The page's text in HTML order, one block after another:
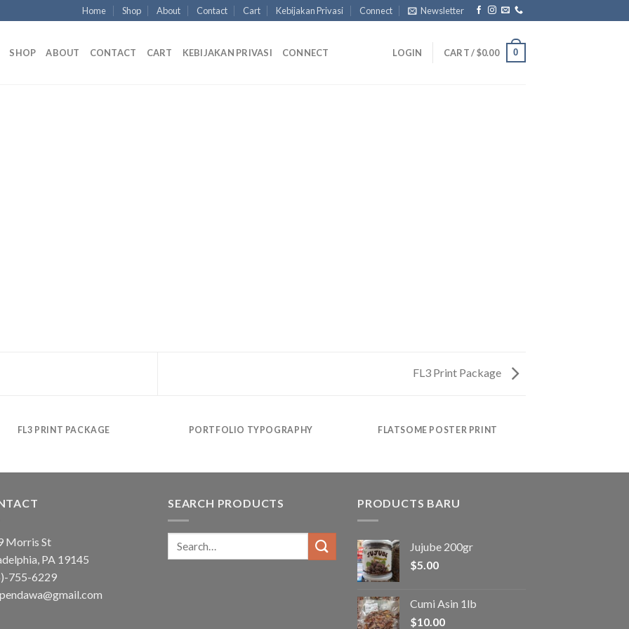
Home Shop About Contact Cart Kebijakan Privasi Connect Newsletter
SHOP ABOUT CONTACT CART KEBIJAKAN PRIVASI CONNECT LOGIN CART /$0.00 0
FL3 Print Package
FL3 PRINT PACKAGE PORTFOLIO TYPOGRAPHY FLATSOME POSTER PRINT
Morris St
PA 19145
755-6229
SEARCH PRODUCTS
Search
for:
PRODUCTS BARU
Jujube 200gr
$5.00
Cumi Asin 1lb
$10.00